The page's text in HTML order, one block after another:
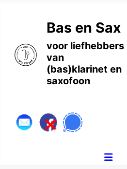
Bas en Sax
voor liefhebbers
van
(bas)klarinet en
saxofoon